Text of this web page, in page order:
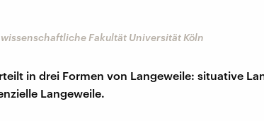
Fakultät Universität Köln
in drei Formen von Langeweile: situative
Langeweile.